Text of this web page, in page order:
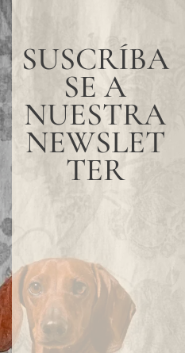
SUSCRÍBA
SE A
NUESTRA
NEWSLET
TER